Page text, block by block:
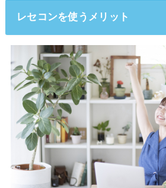
レセコンを使うメリット